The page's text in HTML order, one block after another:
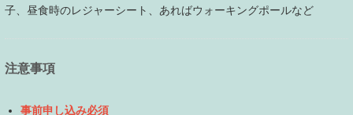
子、昼食時のレジャーシート、あればウォーキングポールなど
注意事項
事前申し込み必須